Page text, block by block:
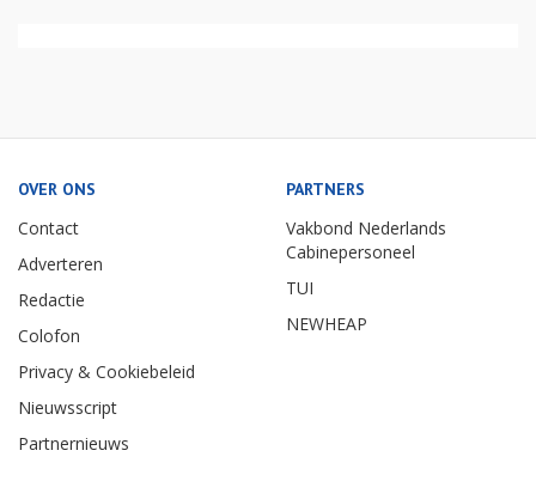
OVER ONS
Contact
Adverteren
Redactie
Colofon
Privacy & Cookiebeleid
Nieuwsscript
Partnernieuws
PARTNERS
Vakbond Nederlands
Cabinepersoneel
TUI
NEWHEAP